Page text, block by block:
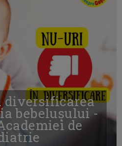
diversificarea
bebelușului -
de